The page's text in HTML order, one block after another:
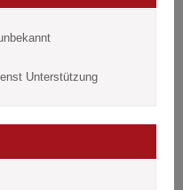
Unterstützung